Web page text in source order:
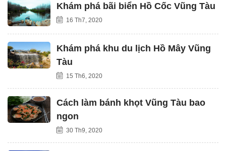
Khám phá bãi biển Hồ Cốc Vũng Tàu
16 Th7, 2020
Khám phá khu du lịch Hồ Mây Vũng
Tàu
15 Th6, 2020
Cách làm bánh khọt Vũng Tàu bao
ngon
30 Th9, 2020